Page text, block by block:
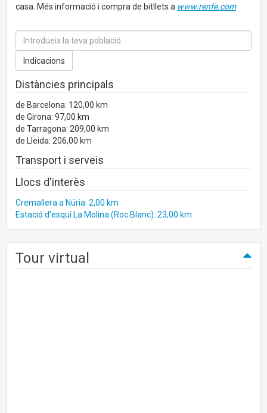
casa. Més informació i compra de bitllets a www.renfe.com
Distàncies principals
de Barcelona: 120,00 km
de Girona: 97,00 km
de Tarragona: 209,00 km
de Lleida: 206,00 km
Transport i serveis
Llocs d'interès
Cremallera a Núria: 2,00 km
Estació d'esquí La Molina (Roc Blanc): 23,00 km
Tour virtual